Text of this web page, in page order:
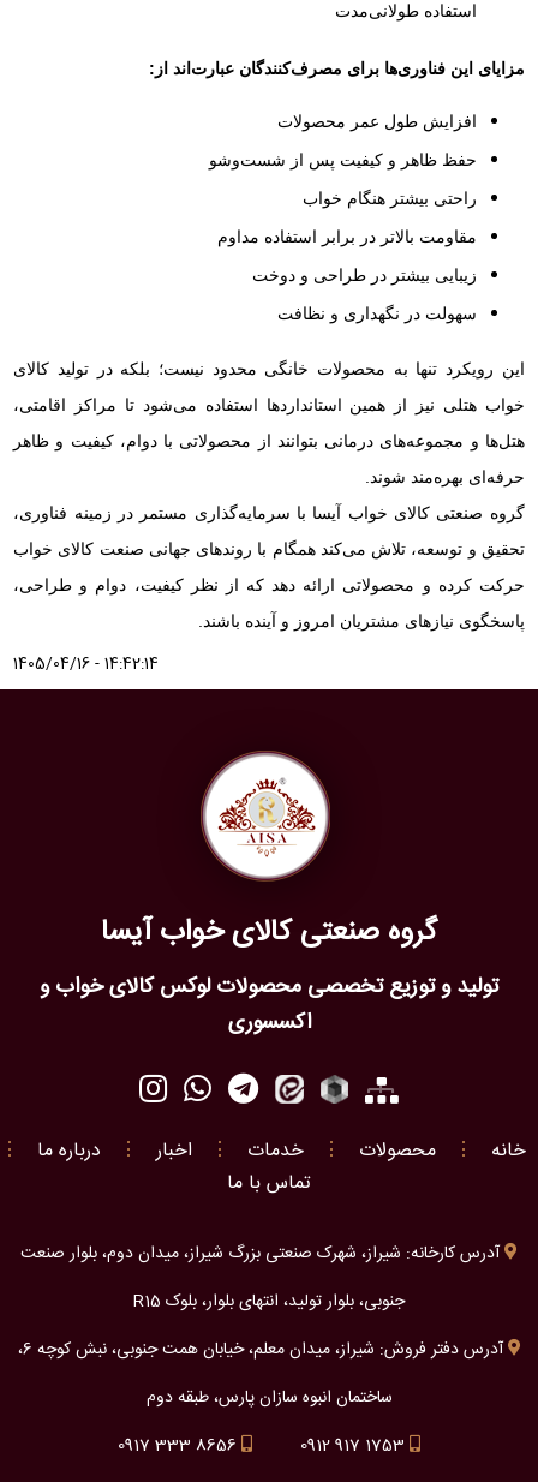
استفاده طولانی‌مدت
مزایای این فناوری‌ها برای مصرف‌کنندگان عبارت‌اند از:
افزایش طول عمر محصولات
حفظ ظاهر و کیفیت پس از شست‌وشو
راحتی بیشتر هنگام خواب
مقاومت بالاتر در برابر استفاده مداوم
زیبایی بیشتر در طراحی و دوخت
سهولت در نگهداری و نظافت
این رویکرد تنها به محصولات خانگی محدود نیست؛ بلکه در تولید کالای
خواب هتلی نیز از همین استانداردها استفاده می‌شود تا مراکز اقامتی،
هتل‌ها و مجموعه‌های درمانی بتوانند از محصولاتی با دوام، کیفیت و ظاهر
حرفه‌ای بهره‌مند شوند.
گروه صنعتی کالای خواب آیسا با سرمایه‌گذاری مستمر در زمینه فناوری،
تحقیق و توسعه، تلاش می‌کند همگام با روندهای جهانی صنعت کالای خواب
حرکت کرده و محصولاتی ارائه دهد که از نظر کیفیت، دوام و طراحی،
پاسخگوی نیازهای مشتریان امروز و آینده باشند.
1405/04/16 - 14:42:14
گروه صنعتی کالای خواب آیسا
تولید و توزیع تخصصی محصولات لوکس کالای خواب و
اکسسوری
خانه ⋮ محصولات ⋮ خدمات ⋮ اخبار ⋮ درباره ما
⋮
تماس با ما
آدرس کارخانه: شیراز، شهرک صنعتی بزرگ شیراز، میدان دوم، بلوار صنعت
جنوبی، بلوار تولید، انتهای بلوار، بلوک R15
آدرس دفتر فروش: شیراز، میدان معلم، خیابان همت جنوبی، نبش کوچه 6،
ساختمان انبوه سازان پارس، طبقه دوم
0912 917 1753
0917 333 8656